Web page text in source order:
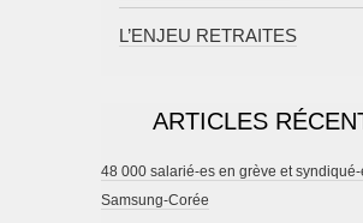
L’ENJEU RETRAITES
ARTICLES
48 000 salarié-es en grève et syndiqué-
Samsung-Corée